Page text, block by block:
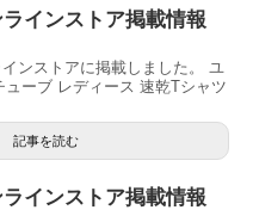
インストア掲載情報
ンストアに掲載しました。 ユ
ューブ レディース 速乾Tシャツ
記事を読む
インストア掲載情報